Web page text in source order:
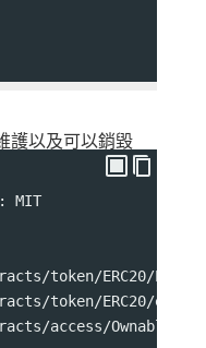
護以及可以銷毀
MIT
token/ERC20/
token/ERC20/
access/